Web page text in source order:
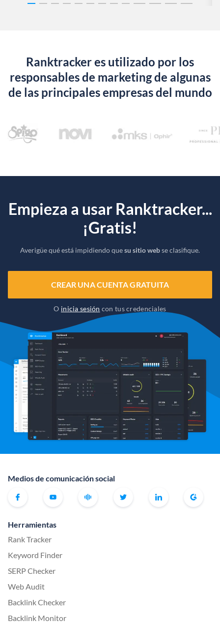
Ranktracker es utilizado por los
responsables de marketing de algunas
de las principales empresas del mundo
Empieza a usar Ranktracker...
¡Gratis!
Averigüe qué está impidiendo quesu sitio webse clasifique.
CREAR UNA CUENTA GRATUITA
O inicia sesión con tus credenciales
Medios de comunicación social
Herramientas
Rank Tracker
Keyword Finder
SERP Checker
Web Audit
Backlink Checker
Backlink Monitor